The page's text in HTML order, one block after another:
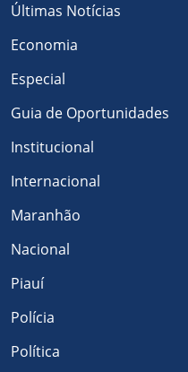
Últimas Notícias
Economia
Especial
Guia de Oportunidades
Institucional
Internacional
Maranhão
Nacional
Piauí
Polícia
Política